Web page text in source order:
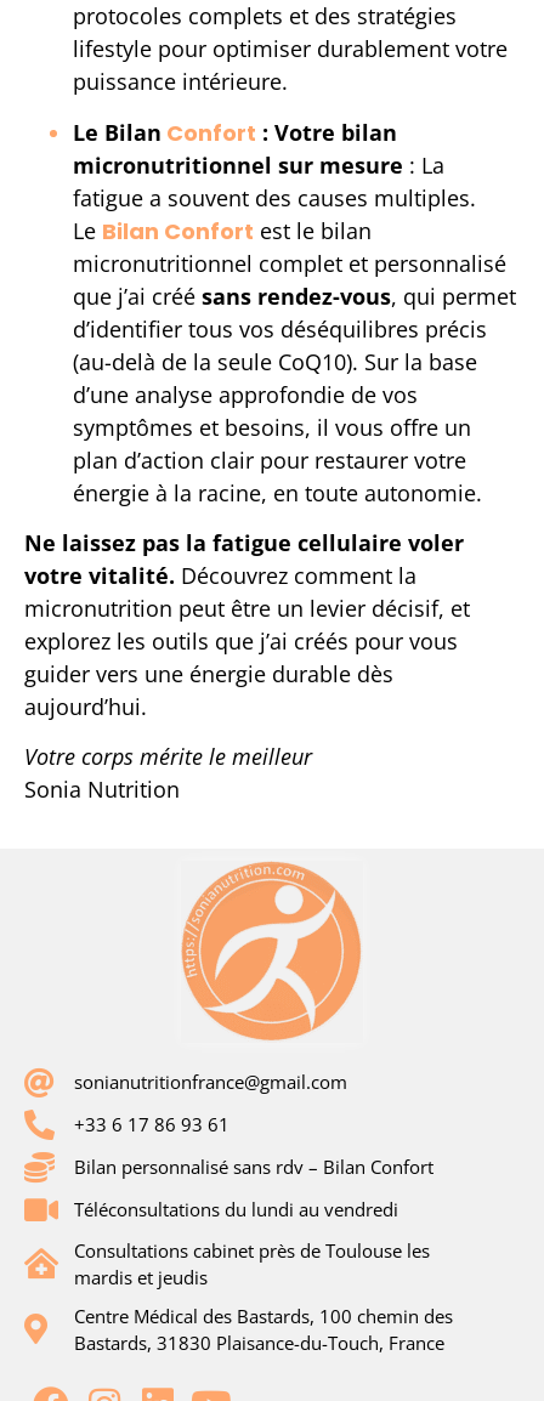
protocoles complets et des stratégies
lifestyle pour optimiser durablement votre
puissance intérieure.
Le Bilan Confort : Votre bilan
micronutritionnel sur mesure : La
fatigue a souvent des causes multiples.
Le Bilan Confort est le bilan
micronutritionnel complet et personnalisé
que j’ai créé sans rendez-vous, qui permet
d’identifier tous vos déséquilibres précis
(au-delà de la seule CoQ10). Sur la base
d’une analyse approfondie de vos
symptômes et besoins, il vous offre un
plan d’action clair pour restaurer votre
énergie à la racine, en toute autonomie.
Ne laissez pas la fatigue cellulaire voler
votre vitalité. Découvrez comment la
micronutrition peut être un levier décisif, et
explorez les outils que j’ai créés pour vous
guider vers une énergie durable dès
aujourd’hui.
Votre corps mérite le meilleur
Sonia Nutrition
sonianutritionfrance@gmail.com
+33 6 17 86 93 61
Bilan personnalisé sans rdv – Bilan Confort
Téléconsultations du lundi au vendredi
Consultations cabinet près de Toulouse les
mardis et jeudis
Centre Médical des Bastards, 100 chemin des
Bastards, 31830 Plaisance-du-Touch, France